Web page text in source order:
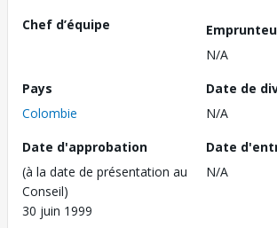
Chef d’équipe
N/A
Pays
Colombie
Date de
N/A
Date d'approbation
(à la date de présentation au
Conseil)
30 juin 1999
Date
N/A